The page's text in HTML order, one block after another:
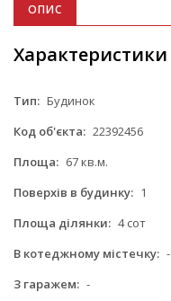
ОПИС
Характеристики
Тип: Будинок
Код об'єкта: 22392456
Площа: 67 кв.м.
Поверхів в будинку: 1
Площа ділянки: 4 сот
В котеджному містечку: -
З гаражем: -